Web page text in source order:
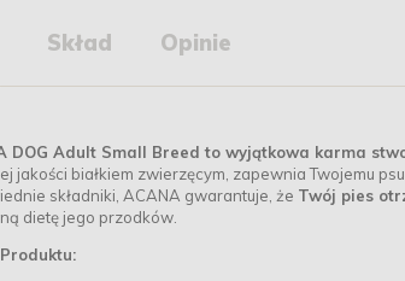
Skład Opinie
DOG Adult Small Breed to wyjątkowa karma
jakości białkiem zwierzęcym, zapewnia Twojemu
składniki, ACANA gwarantuje, że Twój pies
dietę jego przodków.